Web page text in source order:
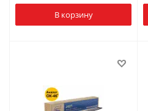
В корзину